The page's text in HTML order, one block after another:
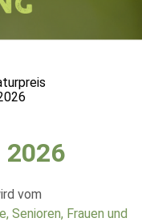
2026
vom
Senioren, Frauen und